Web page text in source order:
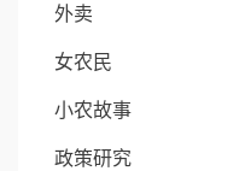
外卖
女农民
小农故事
政策研究